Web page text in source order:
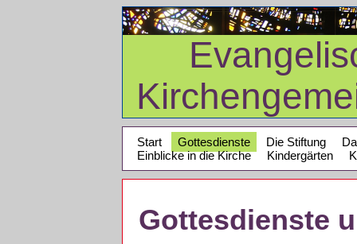
Start Gottesdienste Die Stiftung
Einblicke in die Kirche
Kindergärten
Gottesdienste